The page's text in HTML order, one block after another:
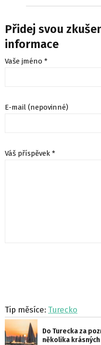
Přidej svou
informace
Vaše jméno *
E-mail (nepovinné)
Váš příspěvek *
Tip měsíce: Turecko
Do Turecka za
několika